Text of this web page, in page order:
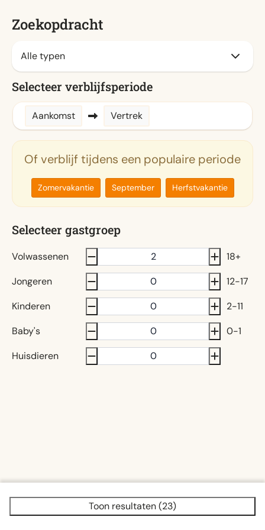
Zoekopdracht
Selecteer verblijfsperiode
Aankomst Vertrek
Of verblijf tijdens een populaire periode
Zomervakantie September Herfstvakantie
Selecteer gastgroep
Volwassenen
18+
Jongeren
12-17
Kinderen
2-11
Baby's
0-1
Huisdieren
Toon resultaten (23)